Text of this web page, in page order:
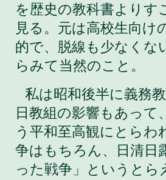
を歴史の教科書よりす
見る。元は高校生向け
的で、脱線も少なくな
らみて当然のこと。
私は昭和後半に義務
日教組の影響もあっ
う平和至高観にとらわ
争はもちろん、日清日
った戦争」というとら